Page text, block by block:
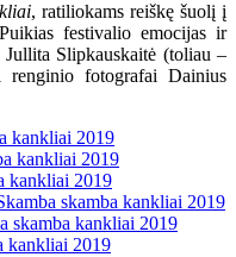
, ratiliokams reiškę šuolį į
festivalio emocijas ir
Slipkauskaitė (toliau –
fotografai Dainius